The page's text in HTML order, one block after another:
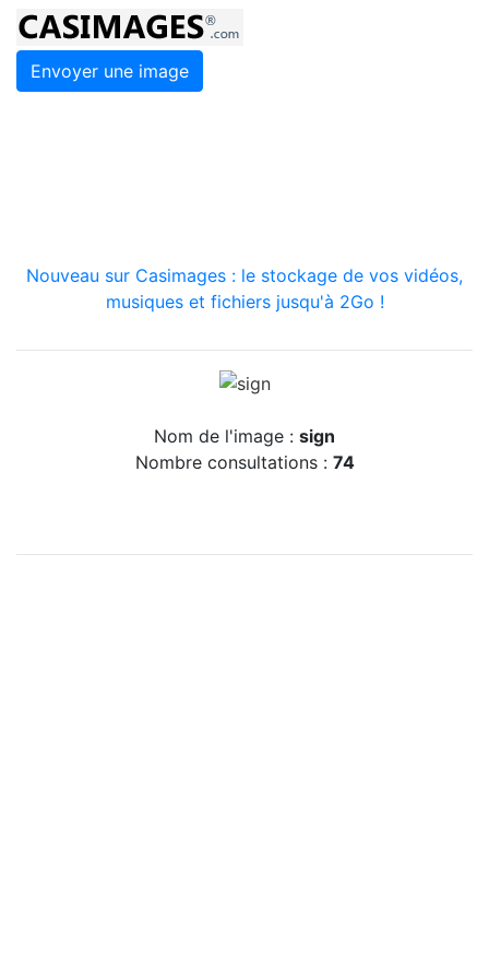
Envoyer une image
Nouveau sur Casimages : le stockage de vos vidéos,
musiques et fichiers jusqu'à 2Go !
Nom de l'image : sign
Nombre consultations : 74